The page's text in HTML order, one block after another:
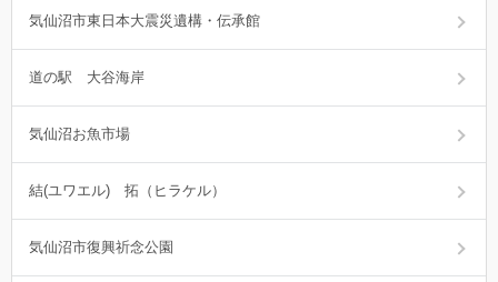
気仙沼市東日本大震災遺構・伝承館
道の駅 大谷海岸
気仙沼お魚市場
結(ユワエル) 拓（ヒラケル）
気仙沼市復興祈念公園